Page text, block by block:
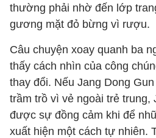
thường phải nhờ đến lớp
gương mặt đỏ bừng vì rượu.
Câu chuyện xoay quanh ba
thấy cách nhìn của công
thay đổi. Nếu Jang Dong
trầm trồ vì vẻ ngoài trẻ trung,
được sự đồng cảm khi để
xuất hiện một cách tự nhiên.